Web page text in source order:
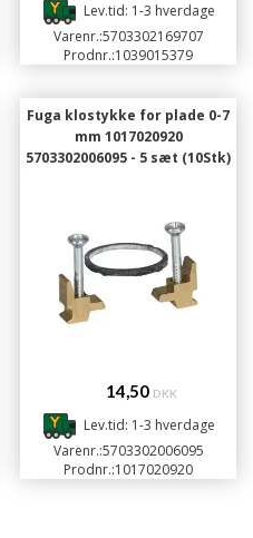
Lev.tid: 1-3 hverdage
Varenr.:5703302169707
Prodnr.:1039015379
Fuga klostykke for plade 0-7
mm 1017020920
5703302006095 - 5 sæt (10Stk)
14,50 DKK
Lev.tid: 1-3 hverdage
Varenr.:5703302006095
Prodnr.:1017020920